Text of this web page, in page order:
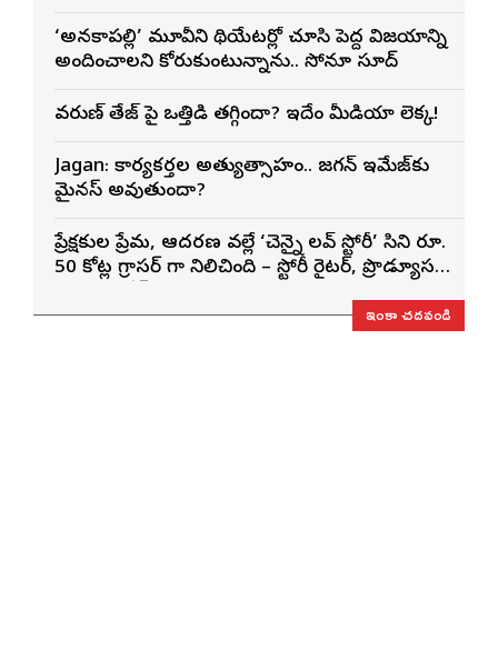
‘అనకాపల్లి’ మూవీని థియేటర్లో చూసి పెద్ద విజయాన్ని
అందించాలని కోరుకుంటున్నాను.. సోనూ సూద్
వరుణ్ తేజ్‌ పై ఒత్తిడి తగ్గిందా? ఇదేం మీడియా లెక్క!
Jagan: కార్యకర్తల అత్యుత్సాహం.. జగన్ ఇమేజ్‌కు
మైనస్ అవుతుందా?
ప్రేక్షకుల ప్రేమ, ఆదరణ వల్లే ‘చెన్నై లవ్ స్టోరీ’ సినిమా రూ.
50 కోట్ల గ్రాసర్ గా నిలిచింది – స్టోరీ రైటర్, ప్రొడ్యూసర్
ఇంకా చదవండి